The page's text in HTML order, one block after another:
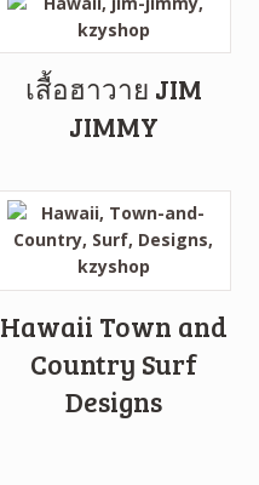
เสื้อฮาวาย JIM
JIMMY
Hawaii Town and
Country Surf
Designs